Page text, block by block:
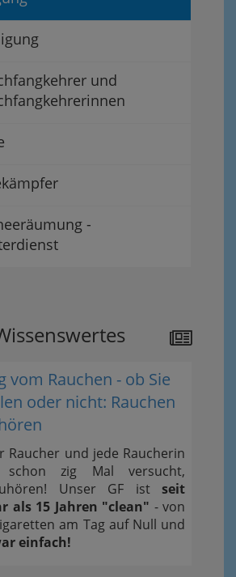
und
-
vom Rauchen - ob Sie
oder nicht: Rauchen
Raucher und jede Raucherin
zig Mal versucht,
Unser GF ist seit
als 15 Jahren "clean" - von
am Tag auf Null und
einfach!